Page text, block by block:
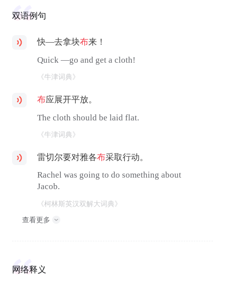
双语例句
快—去拿块布来！
Quick —go and get a cloth!
《牛津词典》
布应展开平放。
The cloth should be laid flat.
《牛津词典》
雷切尔要对雅各布采取行动。
Rachel was going to do something about
Jacob.
《柯林斯英汉双解大词典》
查看更多
网络释义